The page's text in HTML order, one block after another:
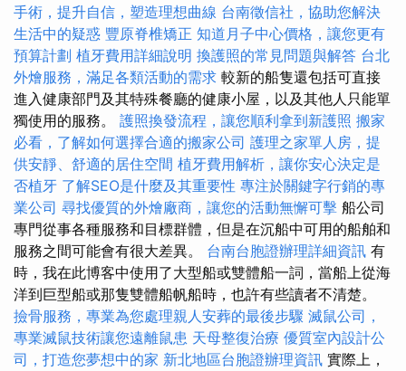
手術，提升自信，塑造理想曲線 台南徵信社，協助您解決
生活中的疑惑 豐原脊椎矯正 知道月子中心價格，讓您更有
預算計劃 植牙費用詳細說明 換護照的常見問題與解答 台北
外燴服務，滿足各類活動的需求 較新的船隻還包括可直接
進入健康部門及其特殊餐廳的健康小屋，以及其他人只能單
獨使用的服務。 護照換發流程，讓您順利拿到新護照 搬家
必看，了解如何選擇合適的搬家公司 護理之家單人房，提
供安靜、舒適的居住空間 植牙費用解析，讓你安心決定是
否植牙 了解SEO是什麼及其重要性 專注於關鍵字行銷的專
業公司 尋找優質的外燴廠商，讓您的活動無懈可擊 船公司
專門從事各種服務和目標群體，但是在沉船中可用的船舶和
服務之間可能會有很大差異。 台南台胞證辦理詳細資訊 有
時，我在此博客中使用了大型船或雙體船一詞，當船上從海
洋到巨型船或那隻雙體船帆船時，也許有些讀者不清楚。
撿骨服務，專業為您處理親人安葬的最後步驟 滅鼠公司，
專業滅鼠技術讓您遠離鼠患 天母整復治療 優質室內設計公
司，打造您夢想中的家 新北地區台胞證辦理資訊 實際上，